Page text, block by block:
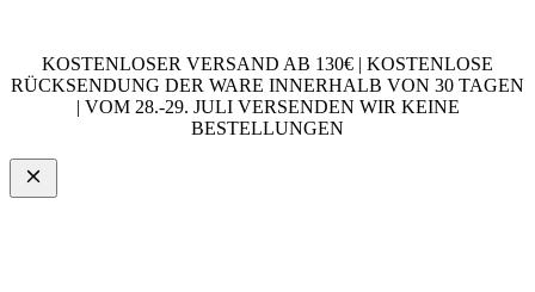
KOSTENLOSER VERSAND AB 130€ | KOSTENLOSE
RÜCKSENDUNG DER WARE INNERHALB VON 30 TAGEN
| VOM 28.-29. JULI VERSENDEN WIR KEINE
BESTELLUNGEN